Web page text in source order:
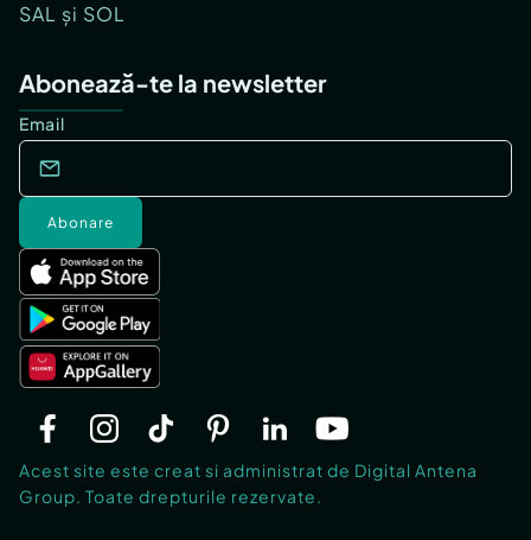
SAL și SOL
Abonează-te la newsletter
Email
Abonare
Acest site este creat si administrat de Digital Antena
Group. Toate drepturile rezervate.